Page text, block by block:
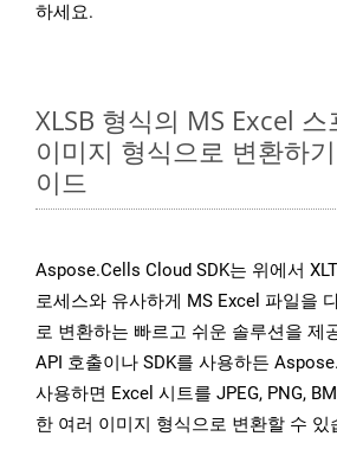
하세요.
XLSB 형식의 MS Excel
이미지 형식으로 변환하
이드
Aspose.Cells Cloud SDK는 위에서
로세스와 유사하게 MS Excel 파일을
로 변환하는 빠르고 쉬운 솔루션을 제
API 호출이나 SDK를 사용하든
사용하면 Excel 시트를 JPEG, PNG,
한 여러 이미지 형식으로 변환할 수 있